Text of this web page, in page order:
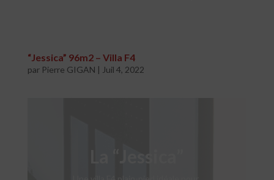
“Jessica” 96m2 – Villa F4
par Pierre GIGAN | Juil 4, 2022